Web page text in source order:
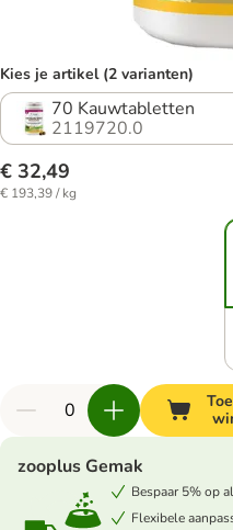
Kies je artikel (2 varianten)
70 Kauwtabletten
2119720.0
€ 32,49
€ 193,39 / kg
zooplus Gemak
Bespaar 5% op
Flexibele